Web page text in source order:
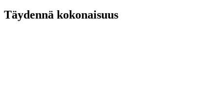
Täydennä kokonaisuus